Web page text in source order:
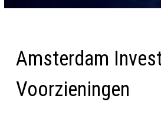
Amsterdam
Voorzieningen